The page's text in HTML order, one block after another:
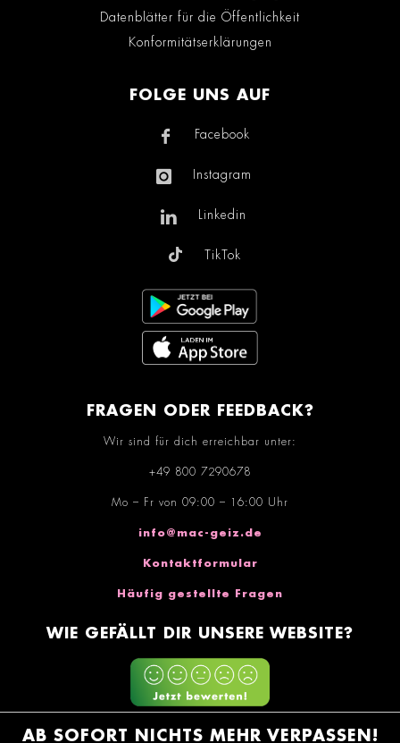
Datenblätter für die Öffentlichkeit
Konformitätserklärungen
FOLGE UNS AUF
Facebook
Instagram
Linkedin
TikTok
FRAGEN ODER FEEDBACK?
Wir sind für dich erreichbar unter:
+49 800 7290678
Mo – Fr von 09:00 – 16:00 Uhr
info@mac-geiz.de
Kontaktformular
Häufig gestellte Fragen
WIE GEFÄLLT DIR UNSERE WEBSITE?
AB SOFORT NICHTS MEHR VERPASSEN!